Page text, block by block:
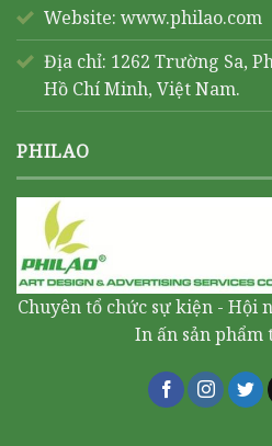
Website: www.philao.com
Địa chỉ: 1262 Trường Sa,
Hồ Chí Minh, Việt Nam.
PHILAO
Chuyên tổ chức sự kiện - Hội
In ấn sản phẩm